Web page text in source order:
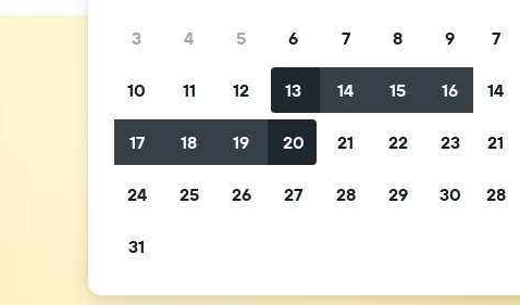
3 4 5 6 7 8 9
10 11 12 13 14 15 16
17 18 19 20 21 22 23
24 25 26 27 28 29 30
31
7
14
21
28